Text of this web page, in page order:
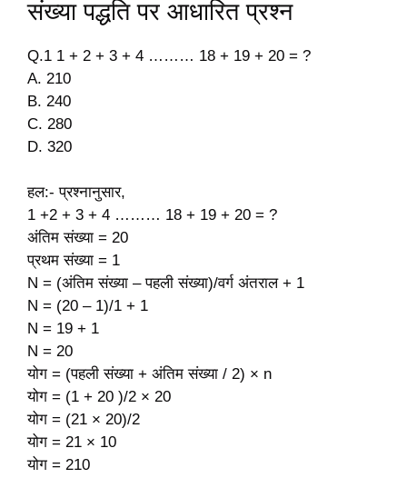
संख्या पद्धति पर आधारित प्रश्न
Q.1 1 + 2 + 3 + 4 ……… 18 + 19 + 20 = ?
A. 210
B. 240
C. 280
D. 320
हल:- प्रश्नानुसार,
1 +2 + 3 + 4 ……… 18 + 19 + 20 = ?
अंतिम संख्या = 20
प्रथम संख्या = 1
N = (अंतिम संख्या – पहली संख्या)/वर्ग अंतराल + 1
N = (20 – 1)/1 + 1
N = 19 + 1
N = 20
योग = (पहली संख्या + अंतिम संख्या / 2) × n
योग = (1 + 20 )/2 × 20
योग = (21 × 20)/2
योग = 21 × 10
योग = 210